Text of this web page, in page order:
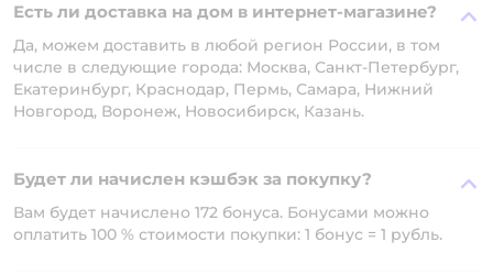
Есть ли доставка на дом в интернет-магазине?
Да, можем доставить в любой регион России, в том
числе в следующие города: Москва, Санкт-Петербург,
Екатеринбург, Краснодар, Пермь, Самара, Нижний
Новгород, Воронеж, Новосибирск, Казань.
Будет ли начислен кэшбэк за покупку?
Вам будет начислено 172 бонуса. Бонусами можно
оплатить 100 % стоимости покупки: 1 бонус = 1 рубль.